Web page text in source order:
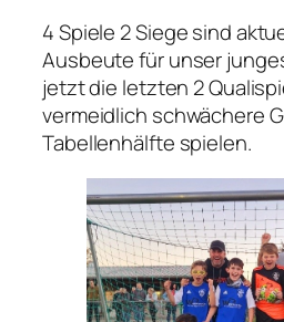
4 Spiele 2 Siege sind
Ausbeute für unser
jetzt die letzten 2
vermeidlich schwächere
Tabellenhälfte spielen.